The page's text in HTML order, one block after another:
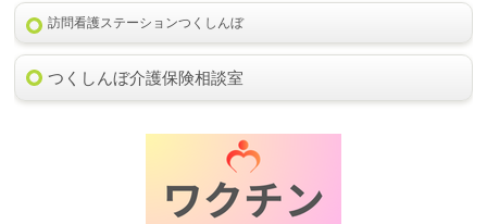
訪問看護ステーションつくしんぼ
つくしんぼ介護保険相談室